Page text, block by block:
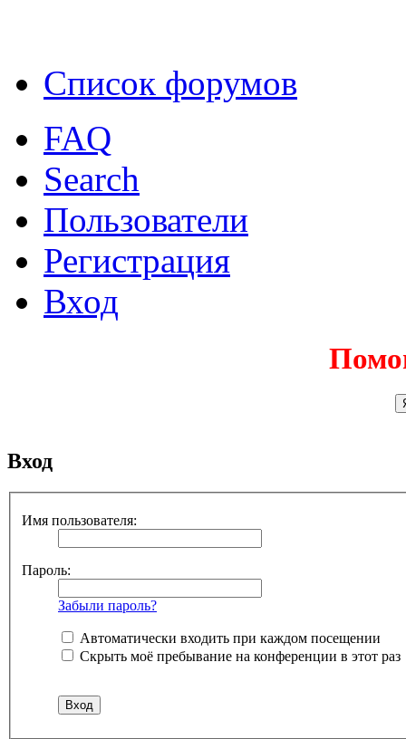
Список форумов
FAQ
Search
Пользователи
Регистрация
Вход
Вход
Имя пользователя:
Пароль:
Забыли пароль?
Автоматически входить при каждом посещении
Скрыть моё пребывание на конференции в этот раз